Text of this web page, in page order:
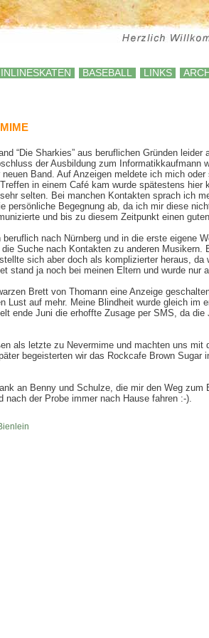
INLINESKATEN BASEBALL LINKS
“Die Sharkies” aus beruflichen Gründen
der Ausbildung zum
Band. Auf Anzeigen meldete ich mich
in einem Café kam wurde spätestens
selten. Bei manchen Kontakten sprach ich
persönliche Begegnung ab, da ich mir diese
und bis zu diesem Zeitpunkt einen
beruflich nach Nürnberg und in die erste eigene
Suche nach Kontakten zu anderen
sich aber doch als komplizierter heraus,
stand ja noch bei meinen Eltern und wurde
Brett von Thomann eine Anzeige
Lust auf mehr. Meine Blindheit wurde gleich im
ende Juni die erhoffte Zusage per SMS, da die
als letzte zu Nevermime und machten uns
begeisterten wir das Rockcafe Brown
an Benny und Schulze, die mir den Weg
nach der Probe immer nach Hause fahren :-).